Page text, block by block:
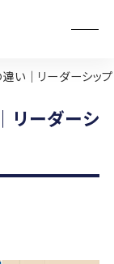
い｜リーダーシッ
リーダーシ